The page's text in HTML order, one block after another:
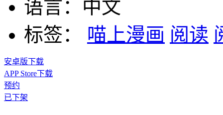
语言： 中文
标签：
喵上漫画 阅读
安卓版下载
APP Store下载
预约
已下架